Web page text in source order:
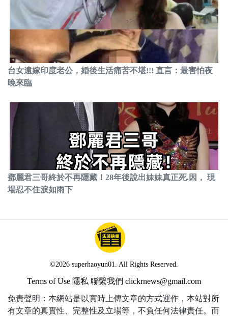
台女遠嫁印度老公，婚後生活痛苦不堪!!! 直言：最害怕夜
晚來臨
鄧麗君三哥終於不再隱藏！28年後說出妹妹真正死.因， 現
場忍不住淚如雨下
©2026 superhaoyun01. All Rights Reserved.
Terms of Use 隱私 聯繫我們 clickrnews@gmail.com
免責聲明：本網站是以實時上傳文章的方式運作，本站對所
有文章的真實性、完整性及立場等，不負任何法律責任。而